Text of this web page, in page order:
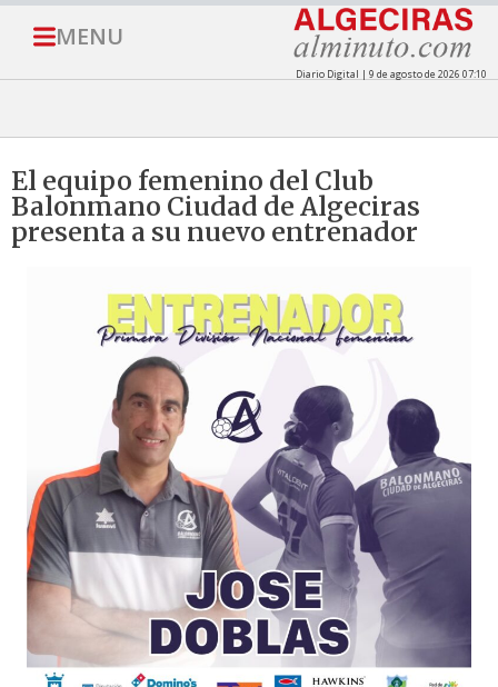
MENU
Diario Digital | 9 de agosto de 2026 07:10
El equipo femenino del Club
Balonmano Ciudad de Algeciras
presenta a su nuevo entrenador